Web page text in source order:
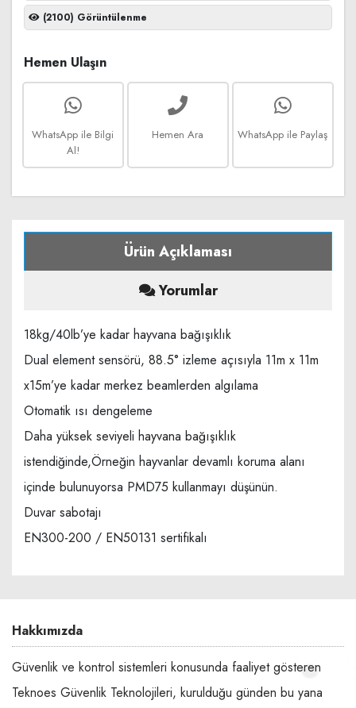
(2100) Görüntülenme
Hemen Ulaşın
WhatsApp ile Bilgi
Al!
Hemen Ara WhatsApp ile Paylaş
Ürün Açıklaması
Yorumlar
18kg/40lb’ye kadar hayvana bağışıklık
Dual element sensörü, 88.5° izleme açısıyla 11m x 11m
x15m’ye kadar merkez beamlerden algılama
Otomatik ısı dengeleme
Daha yüksek seviyeli hayvana bağışıklık
istendiğinde,Örneğin hayvanlar devamlı koruma alanı
içinde bulunuyorsa PMD75 kullanmayı düşünün.
Duvar sabotajı
EN300-200 / EN50131 sertifikalı
Hakkımızda
Güvenlik ve kontrol sistemleri konusunda faaliyet gösteren
Teknoes Güvenlik Teknolojileri, kurulduğu günden bu yana